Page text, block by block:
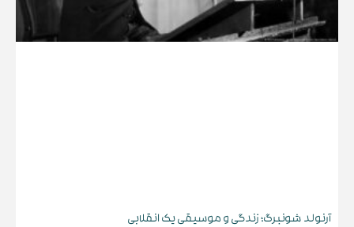
آرنولد شونبرگ؛ زندگی و موسیقی یک انقلابی